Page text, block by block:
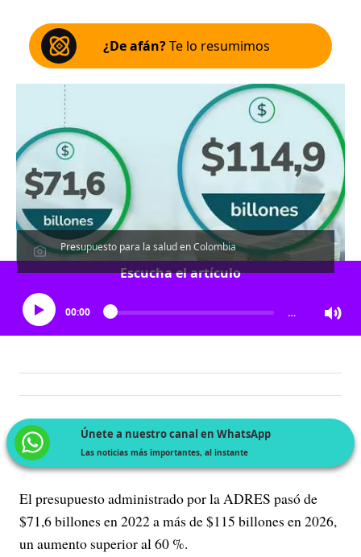
¿De afán?Te lo resumimos
Presupuesto para la salud en Colombia
Escucha el artículo
00:00 …
Únete a nuestro canal en WhatsApp
Las noticias más importantes, al instante
El presupuesto administrado por la ADRES pasó de
$71,6 billones en 2022 a más de $115 billones en 2026,
un aumento superior al 60 %.